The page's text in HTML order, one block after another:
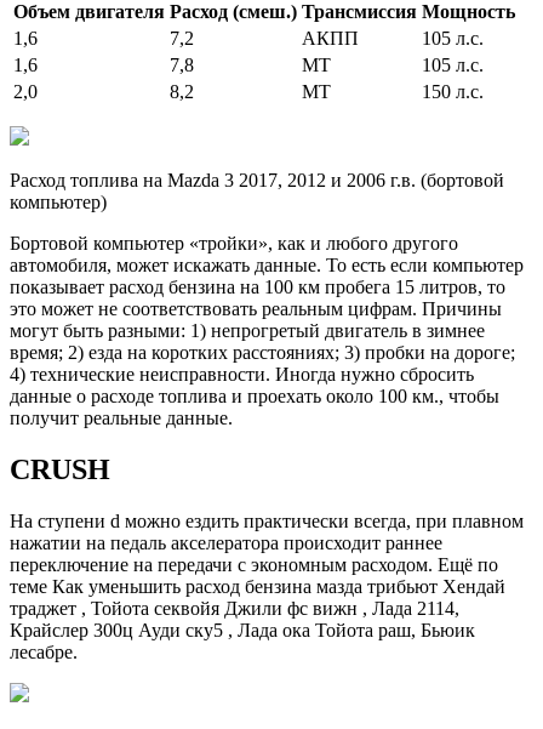
Объем двигателя Расход (смеш.) Трансмиссия Мощность
1,6
7,2 АКПП
105 л.с.
1,6
7,8 МТ
105 л.с.
2,0
8,2 МТ 150 л.с.
Расход топлива на Mazda 3 2017, 2012 и 2006 г.в. (бортовой
компьютер)
Бортовой компьютер «тройки», как и любого другого
автомобиля, может искажать данные. То есть если компьютер
показывает расход бензина на 100 км пробега 15 литров, то
это может не соответствовать реальным цифрам. Причины
могут быть разными: 1) непрогретый двигатель в зимнее
время; 2) езда на коротких расстояниях; 3) пробки на дороге;
4) технические неисправности. Иногда нужно сбросить
данные о расходе топлива и проехать около 100 км., чтобы
получит реальные данные.
CRUSH
На ступени d можно ездить практически всегда, при плавном
нажатии на педаль акселератора происходит раннее
переключение на передачи с экономным расходом. Ещё по
теме Как уменьшить расход бензина мазда трибьют Хендай
траджет , Тойота секвойя Джили фс вижн , Лада 2114,
Крайслер 300ц Ауди ску5 , Лада ока Тойота раш, Бьюик
лесабре.